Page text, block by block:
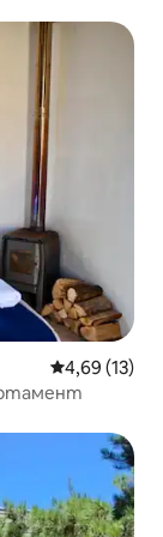
Средна
4,69 (13)